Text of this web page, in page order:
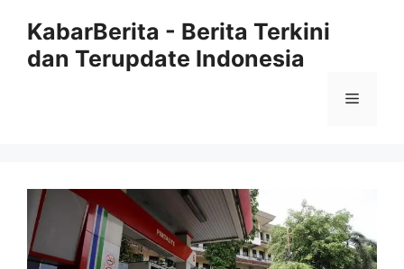
KabarBerita - Berita Terkini
dan Terupdate Indonesia
Menu